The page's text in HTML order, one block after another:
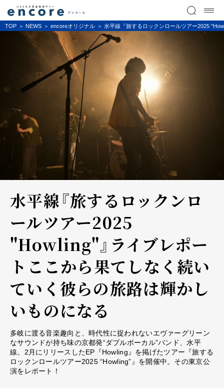
TOP NEWS encoreオリジナル 水平線『旅するロックンロールツアー2025
水平線『旅するロックンロ
ールツアー2025
"Howling"』ライブレポー
ト――ここから果てしなく続い
ていく彼らの旅路は輝かし
いものになる
多岐に渡る音楽趣向と、時代性に捉われないエヴァーグリーン
なサウンドが持ち味の京都発“ダブルボーカル”バンド、水平
線。2月にリリースしたEP『Howling』を掲げたツアー『旅する
ロックンロールツアー2025 “Howling”』を開催中。その東京公
演をレポート！